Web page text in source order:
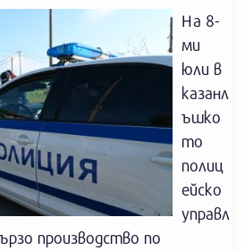
На 8-
ми
юли в
казанл
ъшко
то
полиц
ейско
управл
производство по